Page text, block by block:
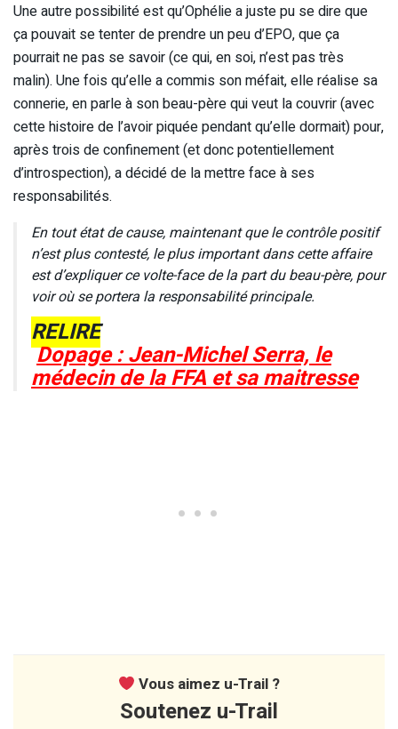
Une autre possibilité est qu’Ophélie a juste pu se dire que
ça pouvait se tenter de prendre un peu d’EPO, que ça
pourrait ne pas se savoir (ce qui, en soi, n’est pas très
malin). Une fois qu’elle a commis son méfait, elle réalise sa
connerie, en parle à son beau-père qui veut la couvrir (avec
cette histoire de l’avoir piquée pendant qu’elle dormait) pour,
après trois de confinement (et donc potentiellement
d’introspection), a décidé de la mettre face à ses
responsabilités.
En tout état de cause, maintenant que le contrôle positif
n’est plus contesté, le plus important dans cette affaire
est d’expliquer ce volte-face de la part du beau-père, pour
voir où se portera la responsabilité principale.
RELIRE
Dopage : Jean-Michel Serra, le
médecin de la FFA et sa maitresse
Vous aimez u-Trail ?
Soutenez u-Trail